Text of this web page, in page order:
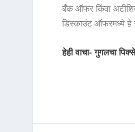
बँक ऑफर किंवा
डिस्काउंट ऑफरमध्ये हे
हेही वाचा- गुगलचा